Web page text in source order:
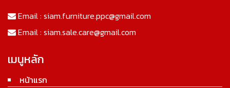
Email : siam.furniture.ppc@gmail.com
Email : siam.sale.care@gmail.com
เมนูหลัก
หน้าแรก